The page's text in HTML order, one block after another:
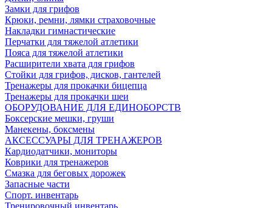
Замки для грифов
Крюки, ремни, лямки страховочные
Накладки гимнастические
Перчатки для тяжелой атлетики
Пояса для тяжелой атлетики
Расширители хвата для грифов
Стойки для грифов, дисков, гантелей
Тренажеры для прокачки бицепца
Тренажеры для прокачки шеи
ОБОРУДОВАНИЕ ДЛЯ ЕДИНОБОРСТВ
Боксерские мешки, груши
Манекены, боксмены
АКСЕССУАРЫ ДЛЯ ТРЕНАЖЕРОВ
Кардиодатчики, мониторы
Коврики для тренажеров
Смазка для беговых дорожек
Запасные части
Спорт. инвентарь
Тренировочный инвентарь